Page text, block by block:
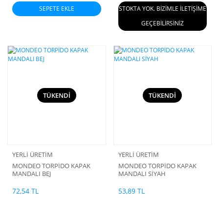
SEPETE EKLE
STOKTA YOK. BİZİMLE İLETİŞİME
GEÇEBİLİRSİNİZ
TÜKENDİ
YERLİ ÜRETİM
MONDEO TORPİDO KAPAK
MANDALI BEJ
72,54 TL
TÜKENDİ
YERLİ ÜRETİM
MONDEO TORPİDO KAPAK
MANDALI SİYAH
53,89 TL